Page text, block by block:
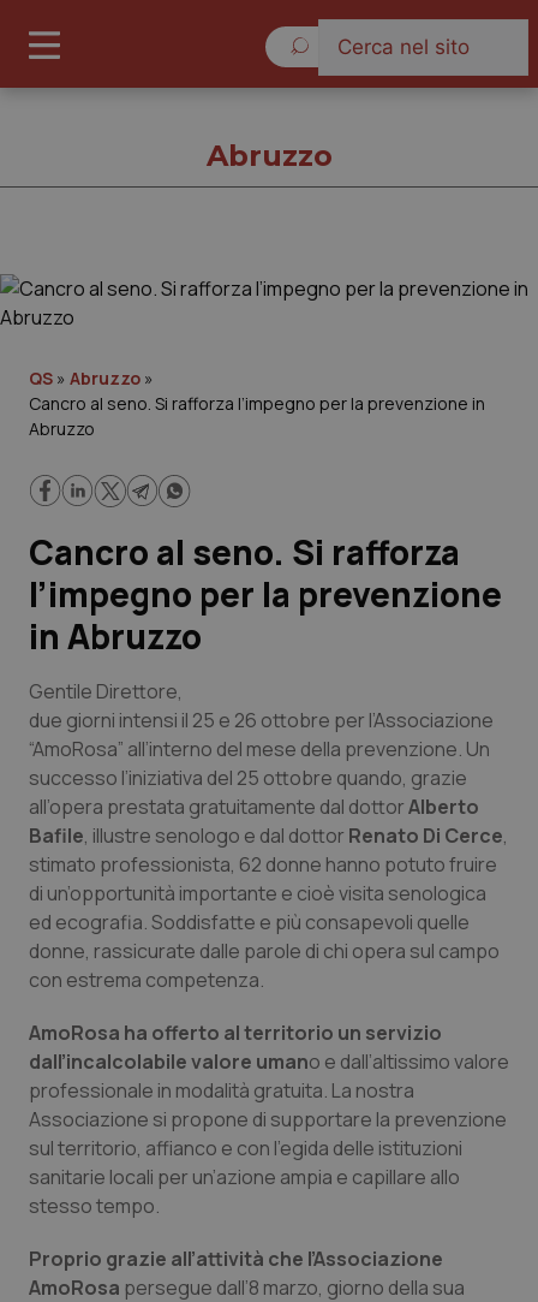
Governo e Parlamento
Regioni e Asl
Lavoro e Professioni
Scienza e Farmaci
Studi e Analisi
Lettere al direttore
Edizioni Regionali
QS Pro
Professionisti Sanitari.AI
Abruzzo
Basilicata
Calabria
Campania
Emilia-Romagna
Friuli Venezia Giulia
QS Pro Gold
Artrite & artrosi
Asma & BPCO
Car-T
Colesterolo & coronaropatie
Dermatite Atopica
QS Club Newsletter
Abruzzo
QS » Abruzzo »
Cancro al seno. Si rafforza l’impegno per la prevenzione in
Abruzzo
Cancro al seno. Si rafforza
l’impegno per la prevenzione
in Abruzzo
Gentile Direttore,
due giorni intensi il 25 e 26 ottobre per l’Associazione
“AmoRosa” all’interno del mese della prevenzione. Un
successo l’iniziativa del 25 ottobre quando, grazie
all’opera prestata gratuitamente dal dottorAlberto
Bafile, illustre senologo e dal dottor Renato Di Cerce,
stimato professionista, 62 donne hanno potuto fruire
di un’opportunità importante e cioè visita senologica
ed ecografia. Soddisfatte e più consapevoli quelle
donne, rassicurate dalle parole di chi opera sul campo
con estrema competenza.
AmoRosa ha offerto al territorio un servizio
dall’incalcolabile valore umano e dall’altissimo valore
professionale in modalità gratuita. La nostra
Associazione si propone di supportare la prevenzione
sul territorio, affianco e con l’egida delle istituzioni
sanitarie locali per un’azione ampia e capillare allo
stesso tempo.
Proprio grazie all’attività che l’Associazione
AmoRosa persegue dall’8 marzo, giorno della sua